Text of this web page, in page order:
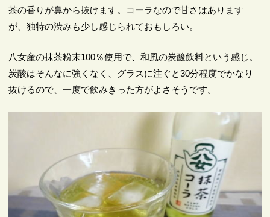
茶の香りが鼻から抜けます。コーラなので甘さはあります
が、独特の渋みも少し感じられておもしろい。
八女産の抹茶粉末100％使用で、和風の炭酸飲料という感じ。
炭酸はそんなに強くなく、グラスに注ぐと30分程度でかなり
抜けるので、一度で飲みきった方がよさそうです。